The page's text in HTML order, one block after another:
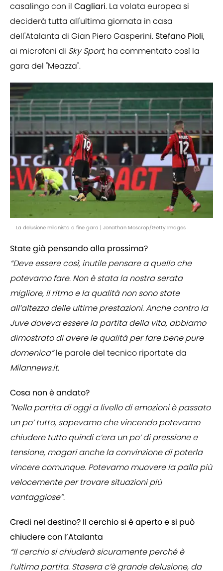
casalingo con il Cagliari. La volata europea si
deciderà tutta all'ultima giornata in casa
dell'Atalanta di Gian Piero Gasperini. Stefano Pioli,
ai microfoni di Sky Sport, ha commentato così la
gara del "Meazza".
La delusione milanista a fine gara | Jonathan Moscrop/Getty Images
State già pensando alla prossima?
“Deve essere così, inutile pensare a quello che
potevamo fare. Non è stata la nostra serata
migliore, il ritmo e la qualità non sono state
all’altezza delle ultime prestazioni. Anche contro la
Juve doveva essere la partita della vita, abbiamo
dimostrato di avere le qualità per fare bene pure
domenica”le parole del tecnico riportate da
Milannews.it.
Cosa non è andato?
"Nella partita di oggi a livello di emozioni è passato
un po’ tutto, sapevamo che vincendo potevamo
chiudere tutto quindi c’era un po’ di pressione e
tensione, magari anche la convinzione di poterla
vincere comunque. Potevamo muovere la palla più
velocemente per trovare situazioni più
vantaggiose”.
Credi nel destino? Il cerchio si è aperto e si può
chiudere con l’Atalanta
“Il cerchio si chiuderà sicuramente perché è
l’ultima partita. Stasera c’è grande delusione, da